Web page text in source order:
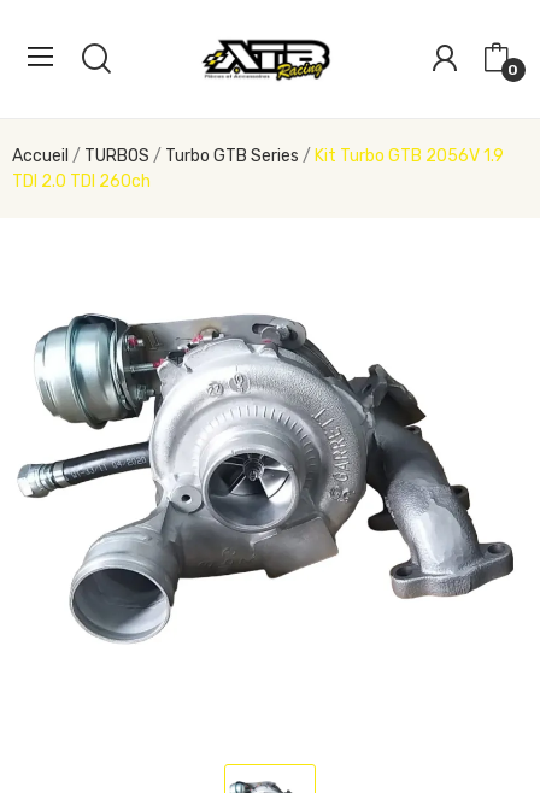
0
Accueil TURBOS Turbo GTB Series
Kit Turbo GTB 2056V 1.9
TDI 2.0 TDI 260ch